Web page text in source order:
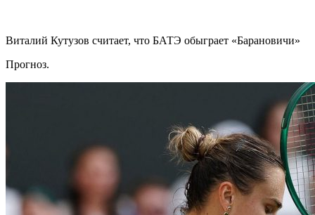
Виталий Кутузов считает, что БАТЭ обыграет «Барановичи»
Прогноз.